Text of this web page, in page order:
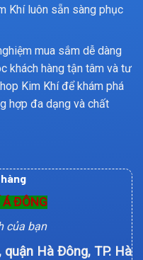
Khí luôn sẵn sàng phục
mua sắm dễ dàng
khách hàng tận tâm và tư
Kim Khí để khám phá
hợp đa dạng và chất
Á ĐÔNG
của bạn
Hà Đông, TP. Hà